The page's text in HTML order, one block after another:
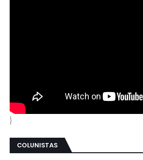
}
COLUNISTAS